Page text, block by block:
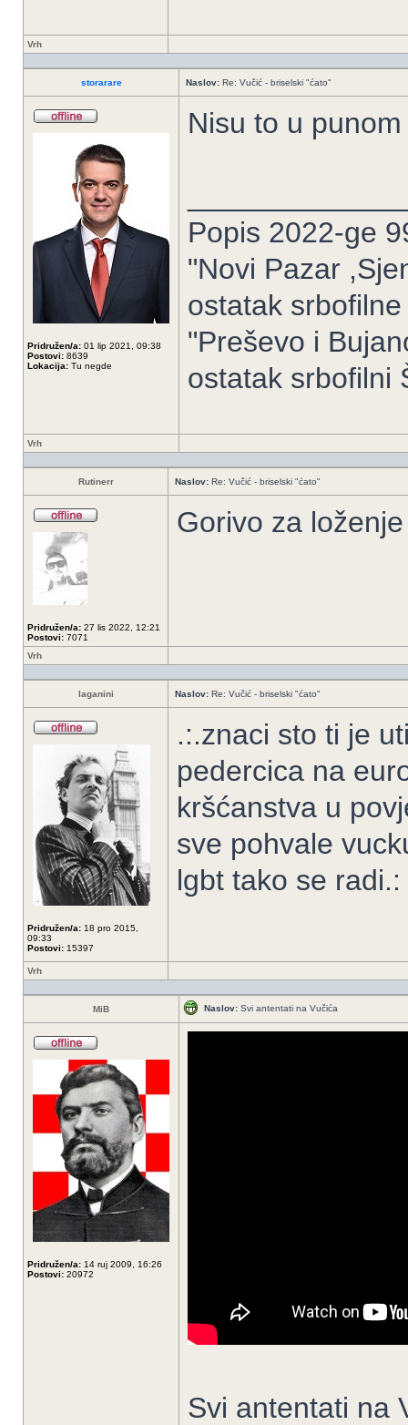
Vrh
storarare Naslov: Re: Vučić - briselski "ćato"
Pridružen/a: 01 lip 2021, 09:38
Postovi: 8639
Lokacija: Tu negde
Nisu to u
Popis 2022-ge
"Novi Pazar
ostatak
"Preševo i
ostatak srbofilni
Vrh
Rutinerr Naslov: Re: Vučić - briselski "ćato"
Pridružen/a: 27 lis 2022, 12:21
Postovi: 7071
Gorivo za
Vrh
laganini Naslov: Re: Vučić - briselski "ćato"
Pridružen/a: 18 pro 2015,
09:33
Postovi: 15397
.:.znaci sto ti je
pedercica na
kršćanstva u
sve pohvale
lgbt tako se radi.:
Vrh
MiB Naslov: Svi antentati na Vučića
Pridružen/a: 14 ruj 2009, 16:26
Postovi: 20972
Svi antentati na